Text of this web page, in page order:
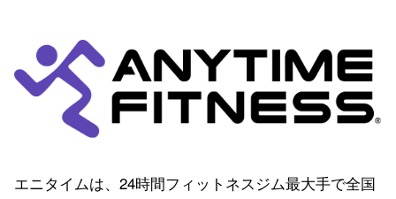
エニタイムは、24時間フィットネスジム最大手で全国